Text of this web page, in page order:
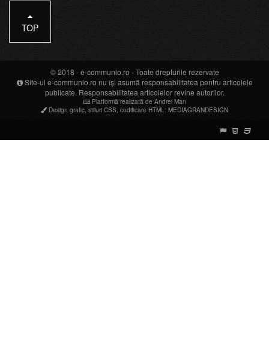
TOP
© 2018 -e-communio.ro - Toate drepturile rezervate
Site-ul e-communio.ro nu își asumă responsabilitatea pentru articolele
publicate. Responsabilitatea articolelor revine autorilor.
Platformă realizată de Andrei Man
Design grafic stiluri CSS codificare HTML : MEDIAGRANDESIGN